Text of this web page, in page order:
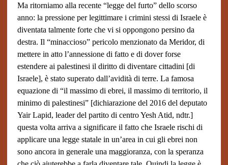
Ma ritorniamo alla recente “legge del furto” dello scorso
anno: la pressione per legittimare i crimini stessi di Israele è
diventata talmente forte che vi si oppongono persino da
destra. Il “minaccioso” pericolo menzionato da Meridor, di
mettere in atto l’annessione di fatto e di dover forse
estendere ai palestinesi il diritto di diventare cittadini [di
Israele], è stato superato dall’avidità di terre. La famosa
equazione di “il massimo di ebrei, il massimo di territorio, il
minimo di palestinesi” [dichiarazione del 2016 del deputato
Yair Lapid, leader del partito di centroYesh Atid, ndtr.]
questa volta arriva a significare il fatto che Israele rischi di
applicare una legge statale in un’area in cui gli ebrei non
sono ancora in generale una maggioranza, con la speranza